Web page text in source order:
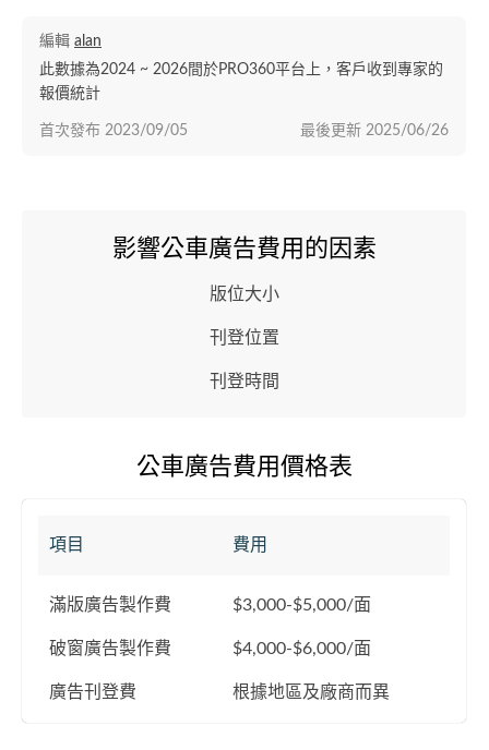
編輯 alan
此數據為2024 ~ 2026間於PRO360平台上，客戶收到專家的
報價統計
最後更新 2025/06/26
首次發布 2023/09/05
影響公車廣告費用的因素
版位大小
刊登位置
刊登時間
公車廣告費用價格表
項目 費用
滿版廣告製作費 $3,000-$5,000/面
破窗廣告製作費 $4,000-$6,000/面
廣告刊登費 根據地區及廠商而異